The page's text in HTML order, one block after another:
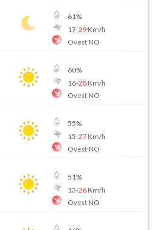
61%
17-29Km/h
Ovest NO
60%
16-28Km/h
Ovest NO
55%
15-27Km/h
Ovest NO
51%
13-26Km/h
Ovest NO